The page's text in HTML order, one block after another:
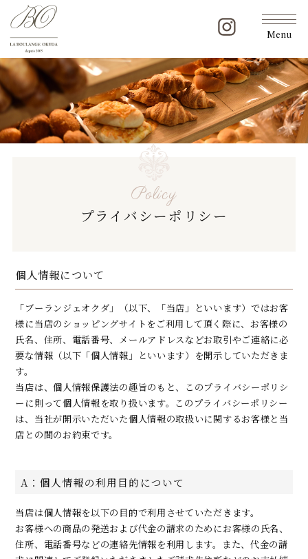
Menu
Policy
プライバシーポリシー
個人情報について
「ブーランジェオクダ」（以下、「当店」といいます）ではお客
様に当店のショッピングサイトをご利用して頂く際に、お客様の
氏名、住所、電話番号、メールアドレスなどお取引やご連絡に必
要な情報（以下「個人情報」といいます）を開示していただきま
す。
当店は、個人情報保護法の趣旨のもと、このプライバシーポリシ
ーに則って個人情報を取り扱います。このプライバシーポリシー
は、当社が開示いただいた個人情報の取扱いに関するお客様と当
店との間のお約束です。
A：個人情報の利用目的について
当店は個人情報を以下の目的で利用させていただきます。
お客様への商品の発送および代金の請求のためにお客様の氏名、
住所、電話番号などの連絡先情報を利用します。また、代金の請